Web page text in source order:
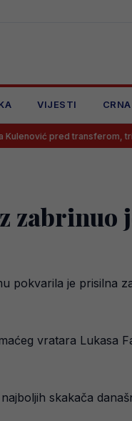
VIJESTI
transferom, tri su opcije!
zabrinuo
pokvarila je prisilna
vratara Lukasa
skakača